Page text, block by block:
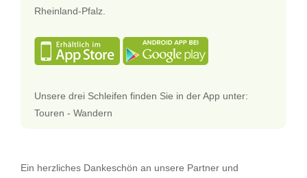
Rheinland-Pfalz.
Unsere drei Schleifen finden Sie in der App unter:
Touren - Wandern
Ein herzliches Dankeschön an unsere Partner und